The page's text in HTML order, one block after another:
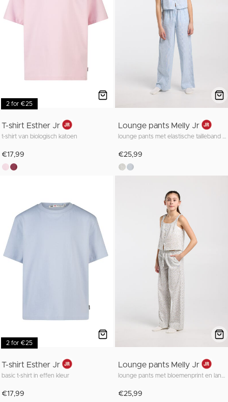
2 for €25
T-shirt Esther Jr
t-shirt van biologisch katoen
€17,99
Lounge pants Melly Jr
€25,99
2 for €25
T-shirt Esther Jr
basic t-shirt in effen kleur
€17,99
Lounge pants Melly Jr
€25,99